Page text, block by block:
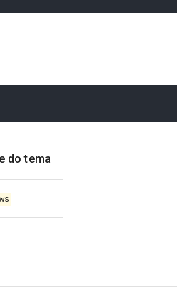
do tema